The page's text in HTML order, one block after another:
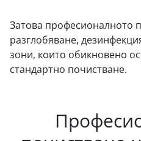
Затова професионалното
разглобяване,
зони, които обикновено
стандартно почистване.